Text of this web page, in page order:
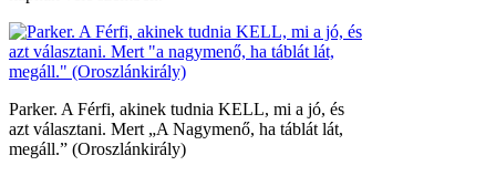
Parker. A Férfi, akinek tudnia KELL, mi a jó, és
azt választani. Mert „A Nagymenő, ha táblát lát,
megáll.” (Oroszlánkirály)